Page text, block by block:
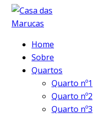
Home
Sobre
Quartos
Quarto nº1
Quarto nº2
Quarto nº3